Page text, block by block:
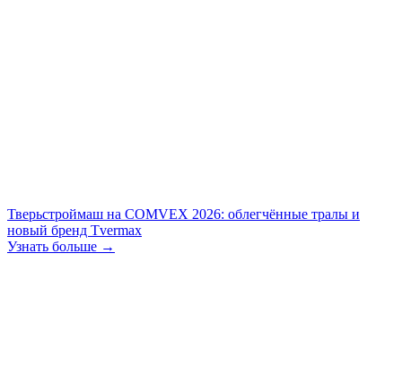
Тверьстроймаш на COMVEX 2026: облегчённые тралы и
новый бренд Tvermax
Узнать больше →